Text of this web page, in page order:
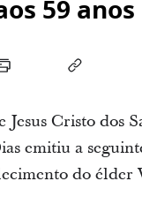
59 anos
Jesus Cristo dos
emitiu a
do élder